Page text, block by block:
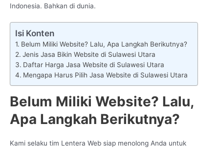
Indonesia. Bahkan di dunia.
Isi Konten
Belum Miliki Website? Lalu, Apa Langkah Berikutnya?
Jenis Jasa Bikin Website di Sulawesi Utara
Daftar Harga Jasa Website di Sulawesi Utara
Mengapa Harus Pilih Jasa Website di Sulawesi Utara
Belum Miliki Website? Lalu,
Apa Langkah Berikutnya?
Kami selaku tim Lentera Web siap menolong Anda untuk